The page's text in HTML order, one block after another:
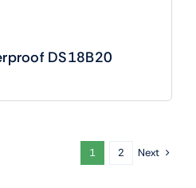
DS18B20
1 2 Next